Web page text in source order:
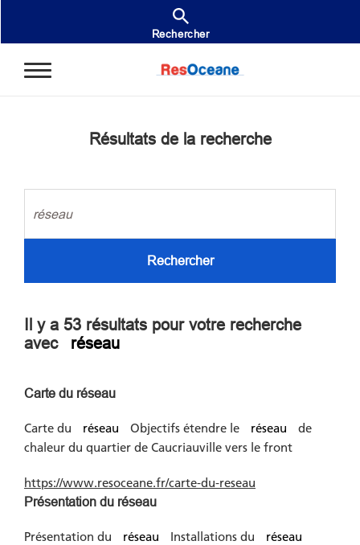
Rechercher
Résultats de la recherche
Rechercher
Il y a 53 résultats pour votre recherche
avec
réseau
Carte du réseau
Carte du réseau Objectifs étendre le réseau
de
chaleur du quartier de Caucriauville vers le front
https://www.resoceane.fr/carte-du-reseau
Présentation du réseau
Présentation du réseau Installations du réseau